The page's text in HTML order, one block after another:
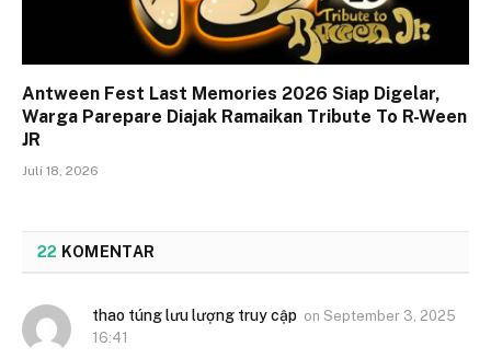
Antween Fest Last Memories 2026 Siap Digelar,
Warga Parepare Diajak Ramaikan Tribute To R-Ween
JR
Juli 18, 2026
22 KOMENTAR
thao túng lưu lượng truy cập on September 3, 2025
16:41